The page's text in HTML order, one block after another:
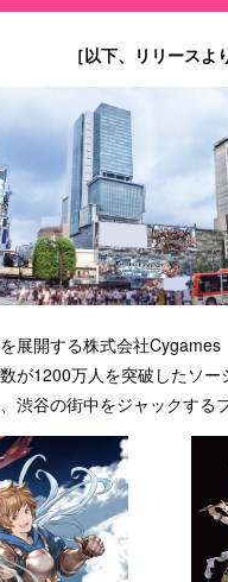
［以下、リリースよ
展開する株式会社
が1200万人を突破したソ
渋谷の街中をジャックする